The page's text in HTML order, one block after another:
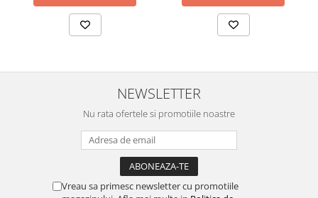
NEWSLETTER
Nu rata ofertele si promotiile noastre
Vreau sa primesc newsletter cu promotiile